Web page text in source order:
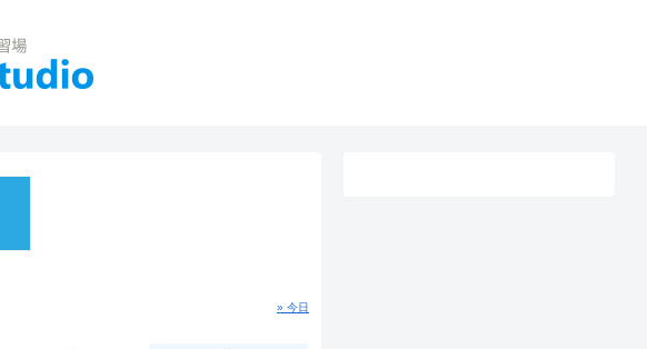
» 今日